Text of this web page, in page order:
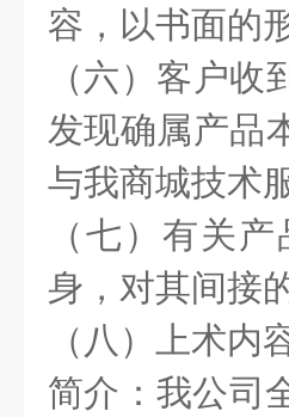
容，以书面的
（六）客户
发现确属产品
与我商城技术
（七）有关
身，对其间接
（八）上术内
简介：我公司